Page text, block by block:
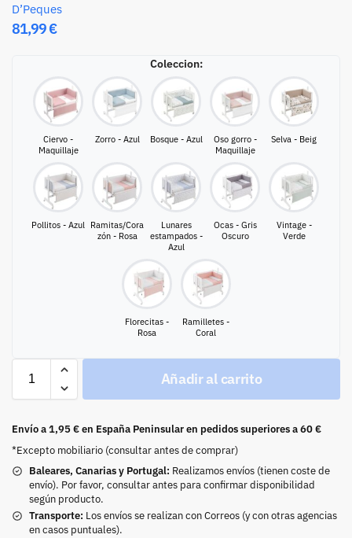
D’Peques
81,99€
Coleccion:
Ciervo -
Maquillaje
Zorro - Azul Bosque - Azul
Oso gorro -
Maquillaje
Selva - Beig
Pollitos - Azul
Ramitas/Cora
zón - Rosa
Lunares
estampados -
Azul
Ocas - Gris
Oscuro
Vintage -
Verde
Florecitas -
Rosa
Ramilletes -
Coral
Añadir al carrito
Envío a 1,95 € en España Peninsular en pedidos superiores a 60 €
*Excepto mobiliario (consultar antes de comprar)
Baleares, Canarias y Portugal: Realizamos envíos (tienen coste de
envío). Por favor, consultar antes para confirmar disponibilidad
según producto.
Transporte: Los envíos se realizan con Correos (y con otras agencias
en casos puntuales).